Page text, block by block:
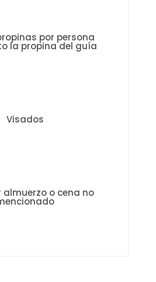
por persona
la propina del guía
Visados
almuerzo o cena no